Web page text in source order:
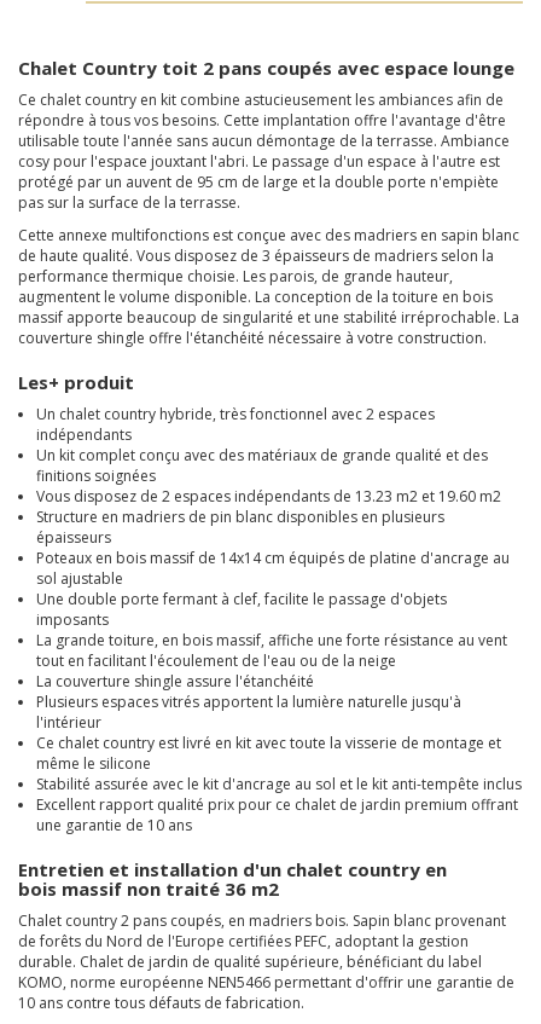
Chalet Country toit 2 pans coupés avec espace lounge
Ce chalet country en kit combine astucieusement les ambiances afin de
répondre à tous vos besoins. Cette implantation offre l'avantage d'être
utilisable toute l'année sans aucun démontage de la terrasse. Ambiance
cosy pour l'espace jouxtant l'abri. Le passage d'un espace à l'autre est
protégé par un auvent de 95 cm de large et la double porte n'empiète
pas sur la surface de la terrasse.
Cette annexe multifonctions est conçue avec des madriers en sapin blanc
de haute qualité. Vous disposez de 3 épaisseurs de madriers selon la
performance thermique choisie. Les parois, de grande hauteur,
augmentent le volume disponible. La conception de la toiture en bois
massif apporte beaucoup de singularité et une stabilité irréprochable. La
couverture shingle offre l'étanchéité nécessaire à votre construction.
Les+ produit
Un chalet country hybride, très fonctionnel avec 2 espaces
indépendants
Un kit complet conçu avec des matériaux de grande qualité et des
finitions soignées
Vous disposez de 2 espaces indépendants de 13.23 m2 et 19.60 m2
Structure en madriers de pin blanc disponibles en plusieurs
épaisseurs
Poteaux en bois massif de 14x14 cm équipés de platine d'ancrage au
sol ajustable
Une double porte fermant à clef, facilite le passage d'objets
imposants
La grande toiture, en bois massif, affiche une forte résistance au vent
tout en facilitant l'écoulement de l'eau ou de la neige
La couverture shingle assure l'étanchéité
Plusieurs espaces vitrés apportent la lumière naturelle jusqu'à
l'intérieur
Ce chalet country est livré en kit avec toute la visserie de montage et
même le silicone
Stabilité assurée avec le kit d'ancrage au sol et le kit anti-tempête inclus
Excellent rapport qualité prix pour ce chalet de jardin premium offrant
une garantie de 10 ans
Entretien et installation d'un chalet country en
bois massif non traité 36 m2
Chalet country 2 pans coupés, en madriers bois. Sapin blanc provenant
de forêts du Nord de l'Europe certifiées PEFC, adoptant la gestion
durable. Chalet de jardin de qualité supérieure, bénéficiant du label
KOMO, norme européenne NEN5466 permettant d'offrir une garantie de
10 ans contre tous défauts de fabrication.